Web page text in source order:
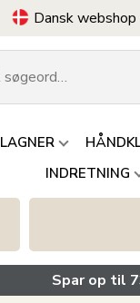
Dansk webshop
LAGNER
INDRETNING
Spar op til